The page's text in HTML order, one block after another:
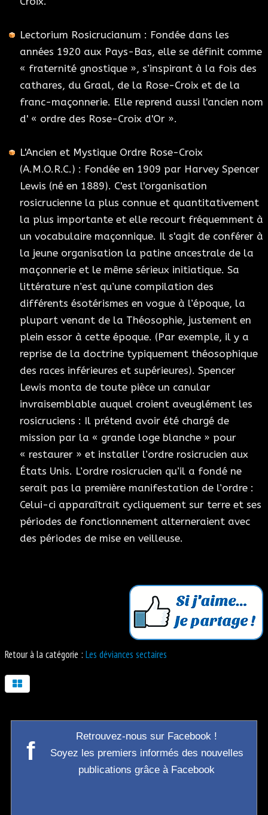
Lectorium Rosicrucianum : Fondée dans les
années 1920 aux Pays-Bas, elle se définit comme
« fraternité gnostique », s’inspirant à la fois des
cathares, du Graal, de la Rose-Croix et de la
franc-maçonnerie. Elle reprend aussi l'ancien nom
d' « ordre des Rose-Croix d'Or ».
L'Ancien et Mystique Ordre Rose-Croix
(A.M.O.R.C.) : Fondée en 1909 par Harvey Spencer
Lewis (né en 1889). C'est l'organisation
rosicrucienne la plus connue et quantitativement
la plus importante et elle recourt fréquemment à
un vocabulaire maçonnique. Il s'agit de conférer à
la jeune organisation la patine ancestrale de la
maçonnerie et le même sérieux initiatique. Sa
littérature n’est qu’une compilation des
différents ésotérismes en vogue à l’époque, la
plupart venant de la Théosophie, justement en
plein essor à cette époque. (Par exemple, il y a
reprise de la doctrine typiquement théosophique
des races inférieures et supérieures). Spencer
Lewis monta de toute pièce un canular
invraisemblable auquel croient aveuglément les
rosicruciens : Il prétend avoir été chargé de
mission par la « grande loge blanche » pour
« restaurer » et installer l’ordre rosicrucien aux
États Unis. L’ordre rosicrucien qu’il a fondé ne
serait pas la première manifestation de l’ordre :
Celui-ci apparaîtrait cycliquement sur terre et ses
périodes de fonctionnement alterneraient avec
des périodes de mise en veilleuse.
Retour à la catégorie : Les déviances sectaires
f
Retrouvez-nous sur Facebook !
Soyez les premiers informés des nouvelles
publications grâce à Facebook